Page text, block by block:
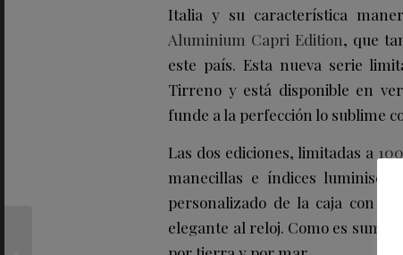
Italia y su característica
Aluminium Capri Edition, que
este país. Esta nueva serie
Tirreno y está disponible en
funde a la perfección lo sublime
Las dos ediciones, limitadas a
manecillas e índices
personalizado de la caja con
elegante al reloj. Como es